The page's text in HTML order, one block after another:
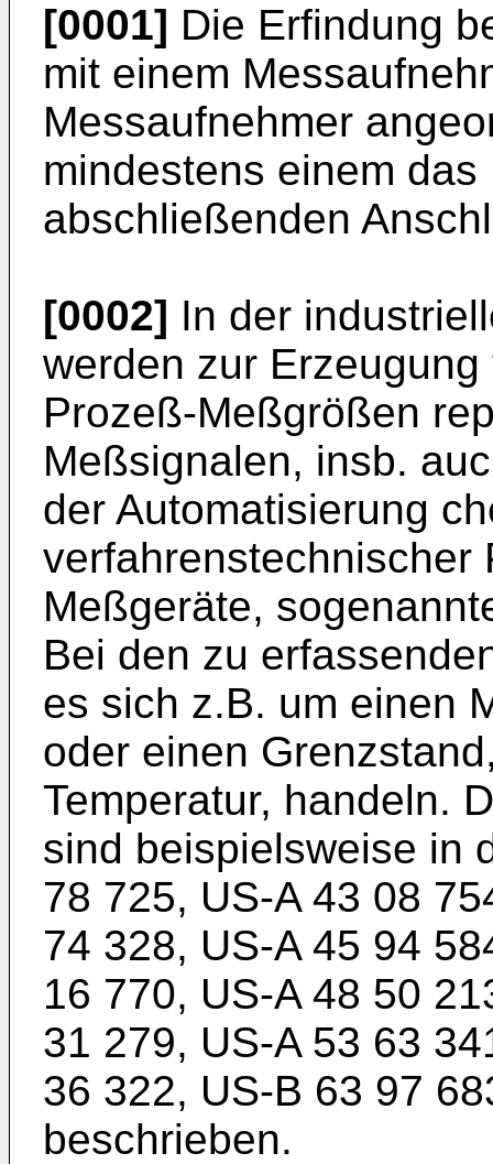
[0001] Die Erfindung
mit einem
Messaufnehmer
mindestens einem
abschließenden
[0002] In der
werden zur
Prozeß-Meßgrößen
Meßsignalen, insb.
der Automatisierung
verfahrenstechnischer
Meßgeräte,
Bei den zu
es sich z.B. um einen
oder einen
Temperatur, handeln.
sind beispielsweise in
78 725, US-A 43 08
74 328, US-A 45 94
16 770, US-A 48 50
31 279, US-A 53 63
36 322, US-B 63 97
beschrieben.